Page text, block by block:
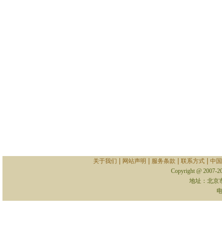
关于我们 网站声明 服务条款 联系方式| 中
Copyright @ 2007-
地址：北京